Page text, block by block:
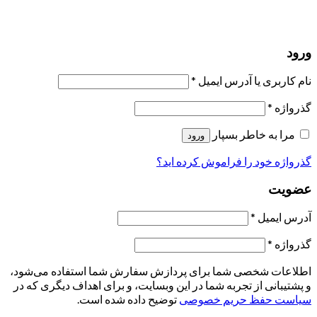
ورود
نام کاربری یا آدرس ایمیل *
گذرواژه *
مرا به خاطر بسپار
ورود
گذرواژه خود را فراموش کرده اید؟
عضویت
آدرس ایمیل *
گذرواژه *
اطلاعات شخصی شما برای پردازش سفارش شما استفاده می‌شود،
و پشتیبانی از تجربه شما در این وبسایت، و برای اهداف دیگری که در
سیاست حفظ حریم خصوصی توضیح داده شده است.